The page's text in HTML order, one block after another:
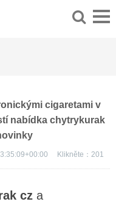
cigaretami v
nabídka chytrykurak
Klikněte： 201
cz a